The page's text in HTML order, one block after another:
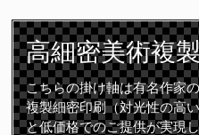
高細密美術複
こちらの掛け軸は有名作家
複製細密印刷（対光性の高
と低価格でのご提供が実現